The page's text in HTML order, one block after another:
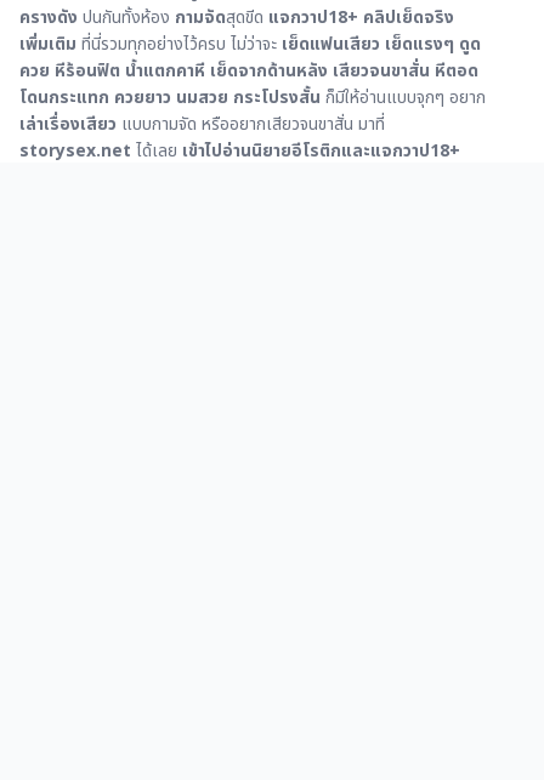
ครางดัง ปนกันทั้งห้อง กามจัดสุดขีด แจกวาป18+ คลิปเย็ดจริง
เพิ่มเติม ที่นี่รวมทุกอย่างไว้ครบ ไม่ว่าจะ เย็ดแฟนเสียว เย็ดแรงๆ ดูด
ควย หีร้อนฟิต น้ำแตกคาหี เย็ดจากด้านหลัง เสียวจนขาสั่น หีตอด
โดนกระแทก ควยยาว นมสวย กระโปรงสั้น ก็มีให้อ่านแบบจุกๆ อยาก
เล่าเรื่องเสียว แบบกามจัด หรืออยากเสียวจนขาสั่น มาที่
storysex.net ได้เลย เข้าไปอ่านนิยายอีโรติกและแจกวาป18+